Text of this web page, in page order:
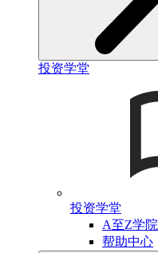
投资学堂
投资学堂
A至Z学院
帮助中心